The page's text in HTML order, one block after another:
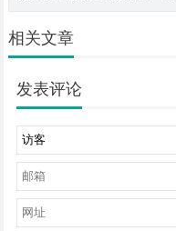
相关文章
发表评论